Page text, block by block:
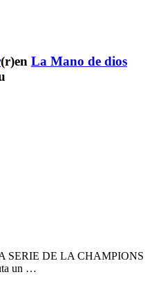
(r)en La Mano de dios
SERIE DE LA CHAMPIONS
un …